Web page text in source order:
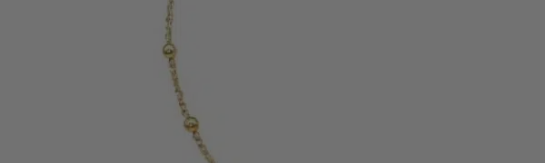
MEN Halsketten
MEN Armbänder
MEN Personalisierte Schmuckstücke